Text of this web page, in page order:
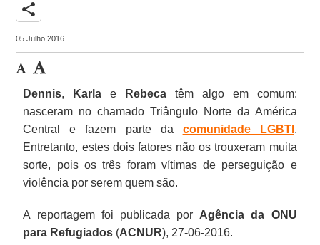
share
05 Julho 2016
Dennis, Karla e Rebeca têm algo em comum:
nasceram no chamado Triângulo Norte da América
Central e fazem parte da comunidade LGBTI .
Entretanto, estes dois fatores não os trouxeram muita
sorte, pois os três foram vítimas de perseguição e
violência por serem quem são.
A reportagem foi publicada por Agência da ONU
para Refugiados (ACNUR), 27-06-2016.